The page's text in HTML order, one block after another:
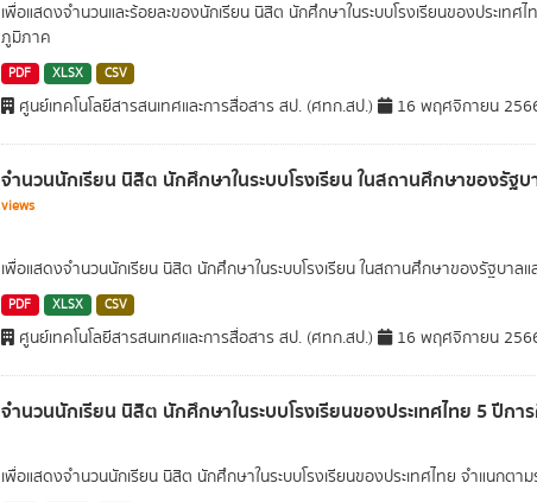
เพื่อแสดงจำนวนและร้อยละของนักเรียน นิสิต นักศึกษาในระบบโรงเรียนของประเท
ภูมิภาค
PDF XLSX CSV
ศูนย์เทคโนโลยีสารสนเทศและการสื่อสาร สป. (ศทก.สป.) 16 พฤศจิกายน
จำนวนนักเรียน นิสิต นักศึกษาในระบบโรงเรียน ในสถานศึกษาของรัฐบ
views
เพื่อแสดงจำนวนนักเรียน นิสิต นักศึกษาในระบบโรงเรียน ในสถานศึกษาของรัฐบาล
PDF XLSX CSV
ศูนย์เทคโนโลยีสารสนเทศและการสื่อสาร สป. (ศทก.สป.) 16 พฤศจิกายน
จำนวนนักเรียน นิสิต นักศึกษาในระบบโรงเรียนของประเทศไทย 5 ปีกา
เพื่อแสดงจำนวนนักเรียน นิสิต นักศึกษาในระบบโรงเรียนของประเทศไทย จำแนกตา